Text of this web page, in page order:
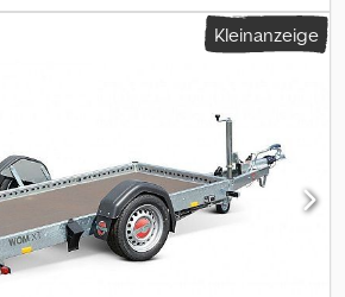
mm, Laderaumhöhe:330 mm, Bordwand,
und abnehmbare Rückwand - mit
Winkelhebelverschlüssen - feste
- stabile und langlebige Scharniere
- montierte Einhängeknöpfe zur Fixierung
Fahrgestell und Rahmen -
mit Kippdeichsel - Zugkugelkupplung mit
Fahrgestell Ladefläche und
rutschhemmender und wasserfester
9 mm stark Lichttechnische
Kleinanzeige